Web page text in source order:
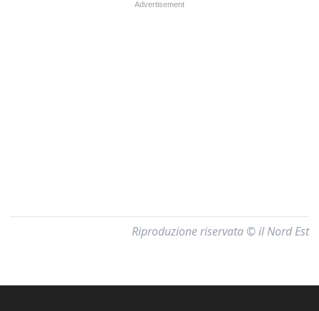
Riproduzione riservata © il Nord Est